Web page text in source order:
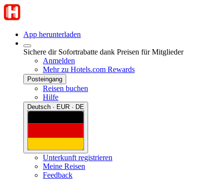
App herunterladen
Sichere dir Sofortrabatte dank Preisen für Mitglieder
Anmelden
Mehr zu Hotels.com Rewards
Posteingang
Reisen buchen
Hilfe
Deutsch · EUR · DE
Unterkunft registrieren
Meine Reisen
Feedback